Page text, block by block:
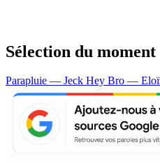
Sélection du moment
Parapluie — Jeck Hey Bro —